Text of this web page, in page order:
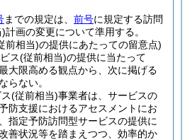
までの規定は、 前号に規定する訪問
)計画の変更について準用する。
前相当)の提供にあたっての留意点)
ス(従前相当)の提供に当たって
大限高める観点から、次に掲げる
らない。
(従前相当)事業者は、サービスの
防支援におけるアセスメントにお
指定予防訪問型サービスの提供に
善状況等を踏まえつつ、効率的か